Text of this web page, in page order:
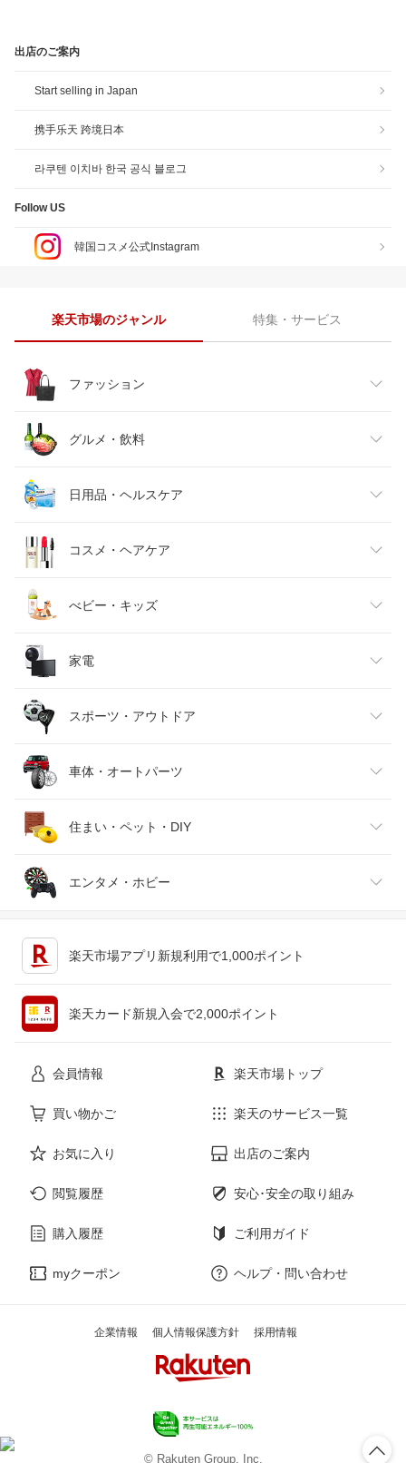
リティの配慮を行っているため、安心して海外ショップからお買い物いた
＊一部、日本人スタッフがいる海外ショップ等を除く
間がかかり、お届けまでに時間がかかる可能性もございます。海外ショッ
します。
消費」が前提となります。ご注文された商品を第三者へ無償で贈答は可能
課税対象額の合計が10,000円以下の場合は免税となり関税、消費税は課税
されません。個人輸入の場合商品代金の60％課税の特例があるため、商品
あり（履物、編物、革製品など）
注文（配送費を除く）の場合には商品受け取り時に関税、消費税、通関手
出店のご案内
Start selling in Japan
携手乐天 跨境日本
라쿠텐 이치바 한국 공식 블로그
Follow US
韓国コスメ公式Instagram
楽天市場のジャンル 特集・サービス
ファッション
レディースファッション
メンズファッション
キッズファッション
ベビーファッション
インナー・下着・ナイトウェア
バッグ・小物・ブランド雑貨
靴
腕時計
ジュエリー・アクセサリー
グルメ・飲料
食品
スイーツ・お菓子
水・ソフトドリンク
ビール・洋酒
ワイン
日本酒・焼酎
日用品・ヘルスケア
日用品雑貨・文房具・手芸
ダイエット・健康
医薬品・コンタクト・介護
コスメ・ヘアケア
美容・コスメ・香水
べビー・キッズ
キッズ・ベビー・マタニティ
おもちゃ
家電
家電
TV・オーディオ・カメラ
スマートフォン・タブレット
パソコン・周辺機器
スポーツ・アウトドア
スポーツ・アウトドア
ゴルフ
車体・オートパーツ
車用品・バイク用品
車・バイク
住まい・ペット・DIY
インテリア・寝具・収納
エンタメ・ホビー
本・雑誌・コミック
楽天市場アプリ新規利用で1,000ポイント
楽天カード新規入会で2,000ポイント
会員情報 楽天市場トップ
買い物かご 楽天のサービス一覧
お気に入り 出店のご案内
閲覧履歴 安心･安全の取り組み
購入履歴 ご利用ガイド
myクーポン ヘルプ・問い合わせ
企業情報 個人情報保護方針 採用情報
© Rakuten Group, Inc.